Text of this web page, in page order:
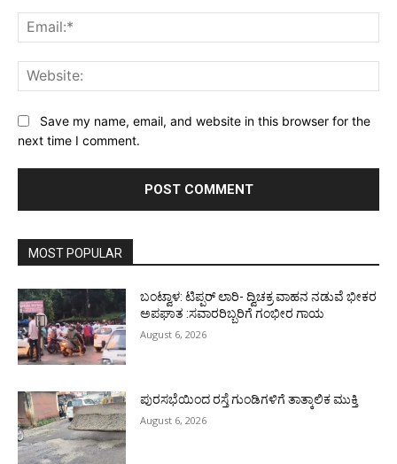
Save my name, email, and website in this browser for the
next time I comment.
MOST POPULAR
ಬಂಟ್ವಾಳ: ಟಿಪ್ಪರ್ ಲಾರಿ- ದ್ವಿಚಕ್ರ ವಾಹನ ನಡುವೆ ಭೀಕರ
ಅಪಘಾತ :ಸವಾರರಿಬ್ಬರಿಗೆ ಗಂಭೀರ ಗಾಯ
August 6, 2026
ಪುರಸಭೆಯಿಂದ ರಸ್ತೆ ಗುಂಡಿಗಳಿಗೆ ತಾತ್ಕಾಲಿಕ ಮುಕ್ತಿ
August 6, 2026